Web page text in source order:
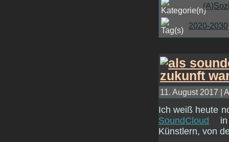
2020-2030
11. August 2017 |
Ich weiß heute
SoundCloud
Künstlern, von